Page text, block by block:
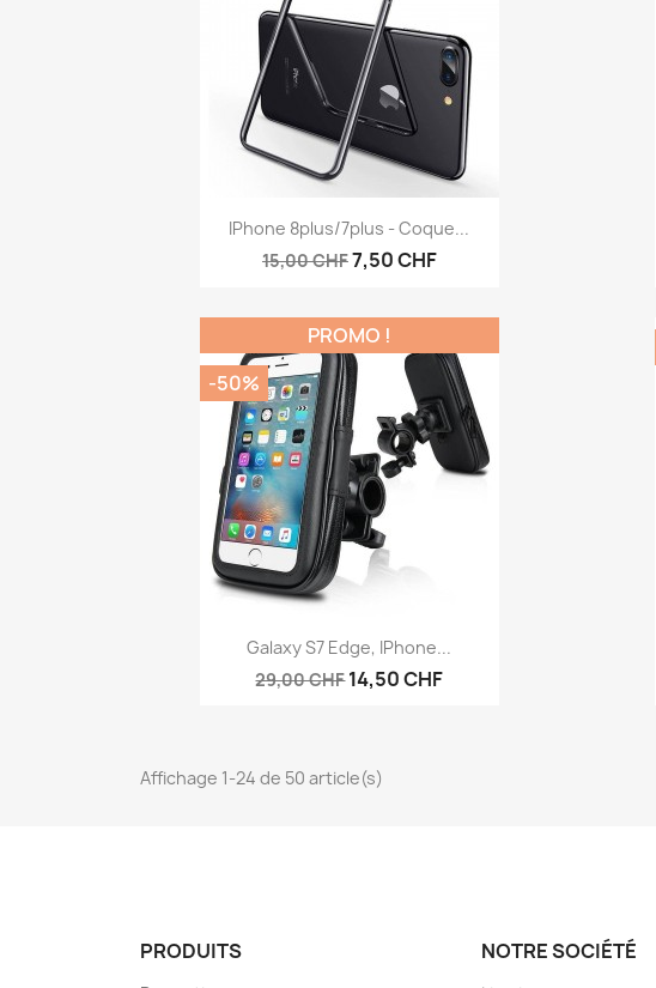
Aperçu rapide
IPhone 8plus/7plus - Coque...
15,00 CHF7,50 CHF
Aperçu rapide
Galaxy S7 Edge, IPhone...
29,00 CHF14,50 CHF
PROMO !
-50%
Affichage 1-24 de 50 article(s)
PRODUITS NOTRE SOCIÉTÉ